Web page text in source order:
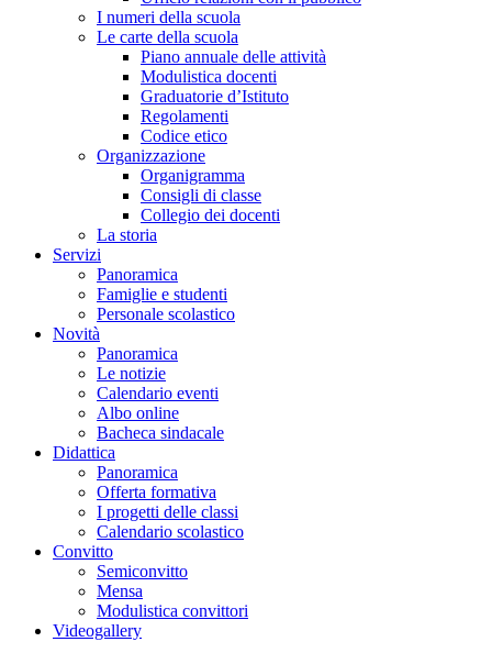
I numeri della scuola
Le carte della scuola
Piano annuale delle attività
Modulistica docenti
Graduatorie d’Istituto
Regolamenti
Codice etico
Organizzazione
Organigramma
Consigli di classe
Collegio dei docenti
La storia
Servizi
Panoramica
Famiglie e studenti
Personale scolastico
Novità
Panoramica
Le notizie
Calendario eventi
Albo online
Bacheca sindacale
Didattica
Panoramica
Offerta formativa
I progetti delle classi
Calendario scolastico
Convitto
Semiconvitto
Mensa
Modulistica convittori
Videogallery